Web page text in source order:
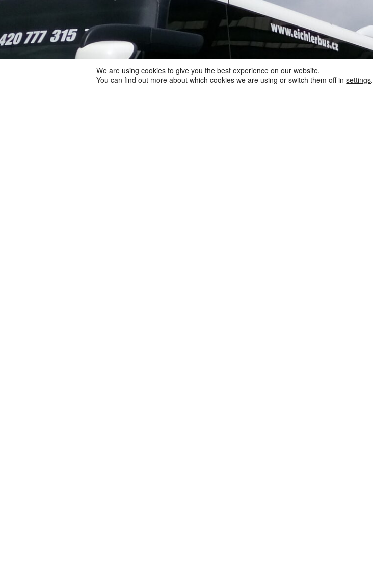
We are using cookies to give you the best experience on our website.
You can find out more about which cookies we are using or switch them off insettings.